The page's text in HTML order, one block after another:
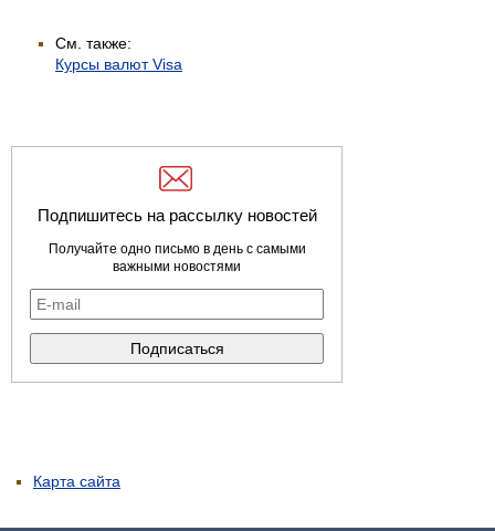
См. также:
Курсы валют Visa
Подпишитесь на рассылку новостей
Получайте одно письмо в день с самыми
важными новостями
Карта сайта